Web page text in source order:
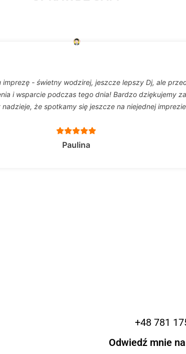
- świetny wodzirej, jeszcze lepszy Dj, ale
i wsparcie podczas tego dnia! Bardzo dziękujemy
że spotkamy się jeszcze na niejednej imprezie
Paulina
+48 781
Odwiedź mnie